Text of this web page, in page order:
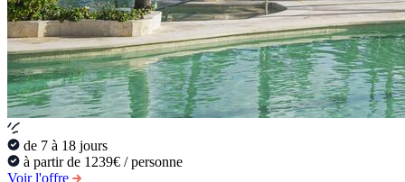
de 7 à 18 jours
à partir de 1239€ / personne
Voir l'offre